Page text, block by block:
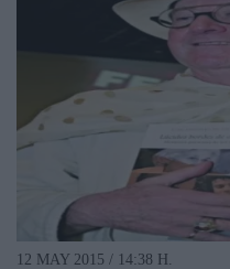
12 MAY 2015 / 14:38 H.